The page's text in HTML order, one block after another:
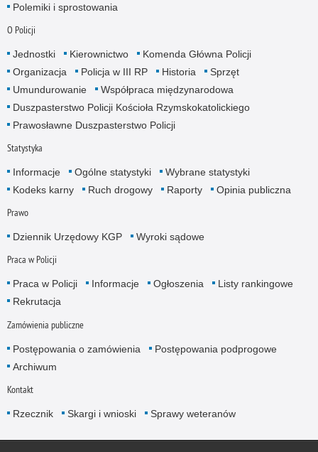
Polemiki i sprostowania
O Policji
Jednostki Kierownictwo
Komenda Główna Policji
Organizacja
Policja w III RP Historia
Sprzęt
Umundurowanie
Współpraca międzynarodowa
Duszpasterstwo Policji Kościoła Rzymskokatolickiego
Prawosławne Duszpasterstwo Policji
Statystyka
Informacje Ogólne statystyki
Wybrane statystyki
Kodeks karny
Ruch drogowy Raporty Opinia publiczna
Prawo
Dziennik Urzędowy KGP Wyroki sądowe
Praca w Policji
Praca w Policji Informacje Ogłoszenia
Listy rankingowe
Rekrutacja
Zamówienia publiczne
Postępowania o zamówienia
Postępowania podprogowe
Archiwum
Kontakt
Rzecznik Skargi i wnioski Sprawy weteranów